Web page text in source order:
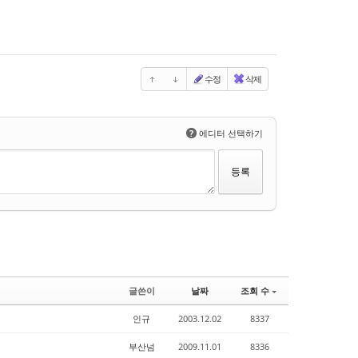
수정 삭제
? 에디터 선택하기
글쓴이 날짜 조회 수
인규 2003.12.02 8337
부산넘 2009.11.01 8336